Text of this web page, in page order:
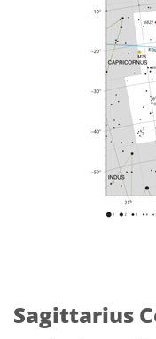
Sagittarius